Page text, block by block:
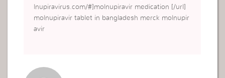
lnupiravirus.com/#]molnupiravir medication [/url]
molnupiravir tablet in bangladesh merck molnupir
avir